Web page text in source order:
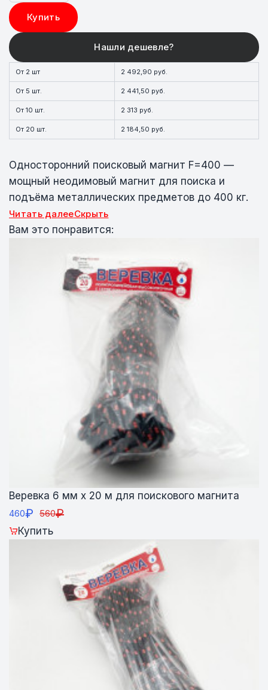
Купить
От 2 шт 2 492,90 руб.
От 5 шт. 2 441,50 руб.
От 10 шт. 2 313 руб.
От 20 шт. 2 184,50 руб.
Односторонний поисковый магнит F=400 —
мощный неодимовый магнит для поиска и
подъёма металлических предметов до 400 кг.
Читать далееСкрыть
Вам это понравится:
Веревка 6 мм х 20 м для поискового магнита
460₽ 560₽
Купить